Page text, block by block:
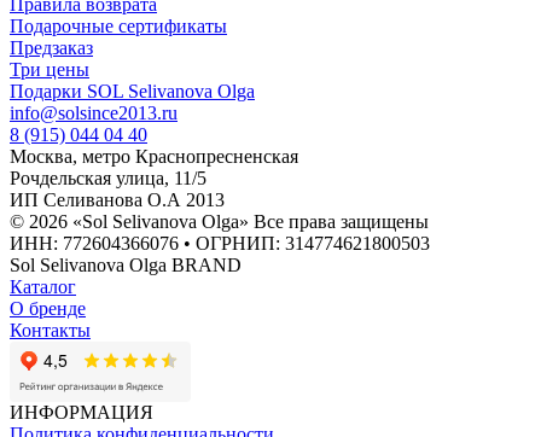
Подарочные сертификаты
Предзаказ
Три цены
Подарки SOL Selivanova Olga
info@solsince2013.ru
8 (915) 044 04 40
Москва, метро Краснопресненская
Рочдельская улица, 11/5
ИП Селиванова О.А 2013
© 2026 «Sol Selivanova Olga» Все права защищены
ИНН: 772604366076 • ОГРНИП: 314774621800503
Sol Selivanova Olga BRAND
Каталог
О бренде
Контакты
ИНФОРМАЦИЯ